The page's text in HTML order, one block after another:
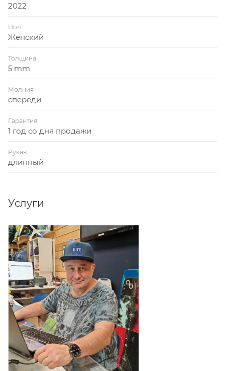
2022
Пол
Женский
Толщина
5 mm
Молния
спереди
Гарантия
1 год со дня продажи
Рукав
длинный
Услуги